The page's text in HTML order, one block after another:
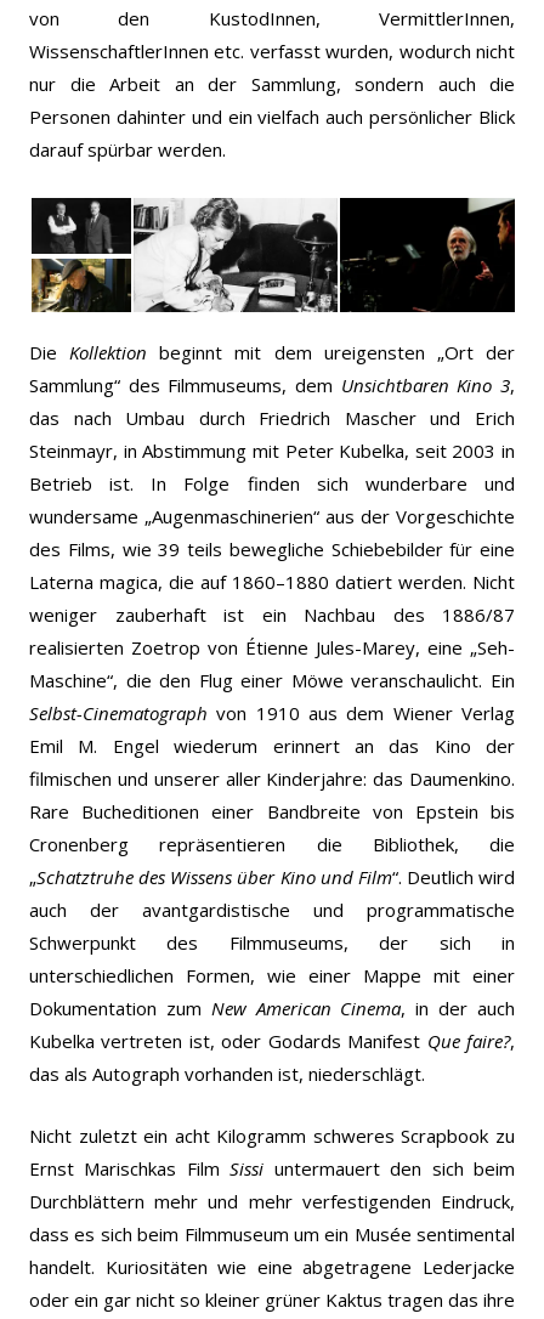
von den KustodInnen, VermittlerInnen,
WissenschaftlerInnen etc. verfasst wurden, wodurch nicht
nur die Arbeit an der Sammlung, sondern auch die
Personen dahinter und ein vielfach auch persönlicher Blick
darauf spürbar werden.
Die Kollektion beginnt mit dem ureigensten „Ort der
Sammlung“ des Filmmuseums, dem Unsichtbaren Kino 3,
das nach Umbau durch Friedrich Mascher und Erich
Steinmayr, in Abstimmung mit Peter Kubelka, seit 2003 in
Betrieb ist. In Folge finden sich wunderbare und
wundersame „Augenmaschinerien“ aus der Vorgeschichte
des Films, wie 39 teils bewegliche Schiebebilder für eine
Laterna magica, die auf 1860–1880 datiert werden. Nicht
weniger zauberhaft ist ein Nachbau des 1886/87
realisierten Zoetrop von Étienne Jules-Marey, eine „Seh-
Maschine“, die den Flug einer Möwe veranschaulicht. Ein
Selbst-Cinematograph von 1910 aus dem Wiener Verlag
Emil M. Engel wiederum erinnert an das Kino der
filmischen und unserer aller Kinderjahre: das Daumenkino.
Rare Bucheditionen einer Bandbreite von Epstein bis
Cronenberg repräsentieren die Bibliothek, die
„Schatztruhe des Wissens über Kino und Film“. Deutlich wird
auch der avantgardistische und programmatische
Schwerpunkt des Filmmuseums, der sich in
unterschiedlichen Formen, wie einer Mappe mit einer
Dokumentation zum New American Cinema, in der auch
Kubelka vertreten ist, oder Godards Manifest Que faire?,
das als Autograph vorhanden ist, niederschlägt.
Nicht zuletzt ein acht Kilogramm schweres Scrapbook zu
Ernst Marischkas FilmSissi untermauert den sich beim
Durchblättern mehr und mehr verfestigenden Eindruck,
dass es sich beim Filmmuseum um ein Musée sentimental
handelt. Kuriositäten wie eine abgetragene Lederjacke
oder ein gar nicht so kleiner grüner Kaktus tragen das ihre